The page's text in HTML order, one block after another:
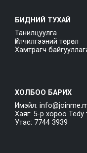
БИДНИЙ ТУХАЙ
Танилцуулга
Үйлчилгээний төрөл
Хамтрагч
ХОЛБОО БАРИХ
Имэйл:
Хаяг: 5-р хороо Tedy
Утас: 7744 3939